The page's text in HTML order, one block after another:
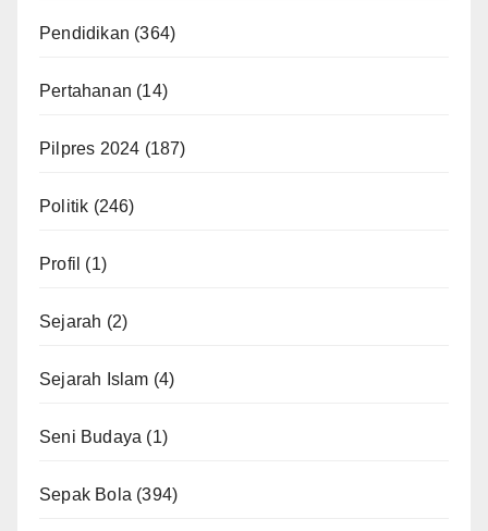
Pendidikan (364)
Pertahanan (14)
Pilpres 2024 (187)
Politik (246)
Profil (1)
Sejarah (2)
Sejarah Islam (4)
Seni Budaya (1)
Sepak Bola (394)